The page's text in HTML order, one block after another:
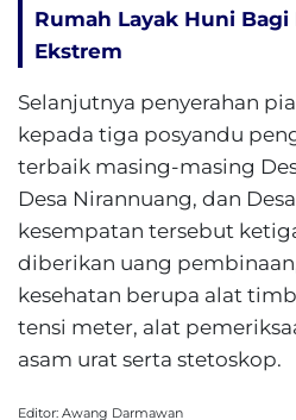
Rumah Layak Huni
Ekstrem
Selanjutnya penyerahan
kepada tiga posyandu
terbaik masing-masing
Desa Nirannuang, dan
kesempatan tersebut
diberikan uang
kesehatan berupa alat
tensi meter, alat
asam urat serta stetoskop.
Editor: Awang Darmawan